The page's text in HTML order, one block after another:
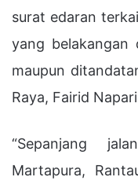
surat edaran
yang belakangan
maupun
Raya, Fairid
“Sepanjang
Martapura,